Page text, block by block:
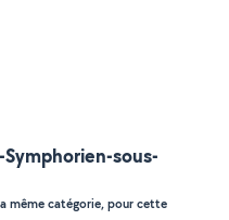
sous-
même catégorie, pour cette